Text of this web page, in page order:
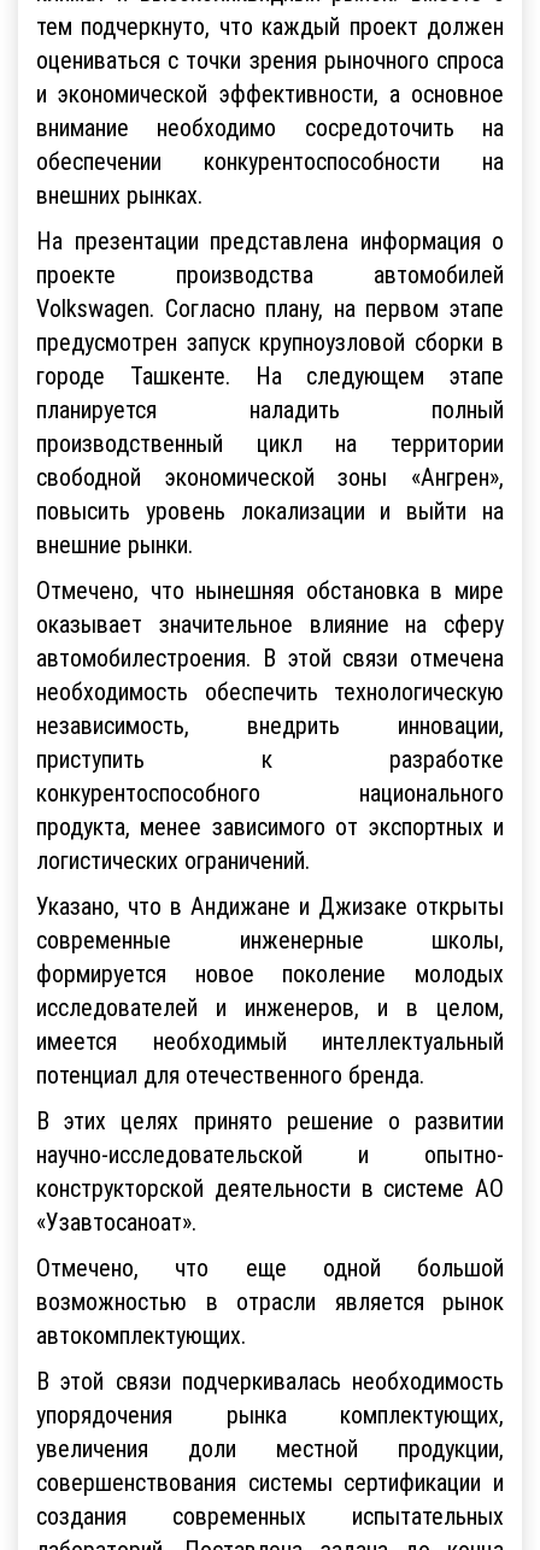
тем подчеркнуто, что каждый проект должен
оцениваться с точки зрения рыночного спроса
и экономической эффективности, а основное
внимание необходимо сосредоточить на
обеспечении конкурентоспособности на
внешних рынках.
На презентации представлена информация о
проекте производства автомобилей
Volkswagen. Согласно плану, на первом этапе
предусмотрен запуск крупноузловой сборки в
городе Ташкенте. На следующем этапе
планируется наладить полный
производственный цикл на территории
свободной экономической зоны «Ангрен»,
повысить уровень локализации и выйти на
внешние рынки.
Отмечено, что нынешняя обстановка в мире
оказывает значительное влияние на сферу
автомобилестроения. В этой связи отмечена
необходимость обеспечить технологическую
независимость, внедрить инновации,
приступить к разработке
конкурентоспособного национального
продукта, менее зависимого от экспортных и
логистических ограничений.
Указано, что в Андижане и Джизаке открыты
современные инженерные школы,
формируется новое поколение молодых
исследователей и инженеров, и в целом,
имеется необходимый интеллектуальный
потенциал для отечественного бренда.
В этих целях принято решение о развитии
научно-исследовательской и опытно-
конструкторской деятельности в системе АО
«Узавтосаноат».
Отмечено, что еще одной большой
возможностью в отрасли является рынок
автокомплектующих.
В этой связи подчеркивалась необходимость
упорядочения рынка комплектующих,
увеличения доли местной продукции,
совершенствования системы сертификации и
создания современных испытательных